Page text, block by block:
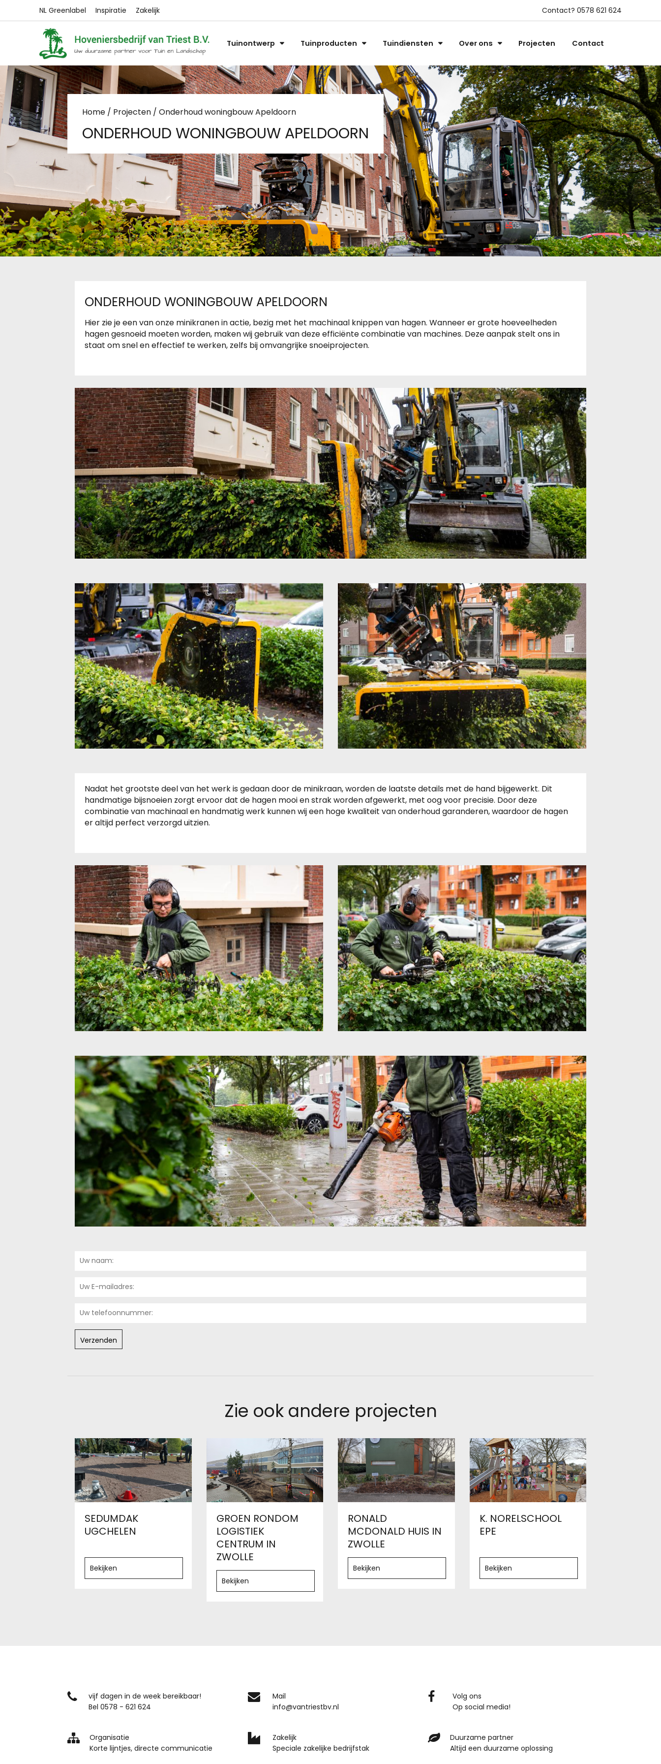
NL Greenlabel Inspiratie Zakelijk Contact? 0578 621 624
Tuinontwerp Tuinproducten Tuindiensten Over ons
NL Greenlabel
NL Terreinlabel
Projecten Contact
Home / Projecten / Onderhoud woningbouw Apeldoorn
ONDERHOUD WONINGBOUW APELDOORN
ONDERHOUD WONINGBOUW APELDOORN
Hier zie je een van onze minikranen in actie, bezig met het machinaal knippen van hagen. Wanneer er grote hoeveelheden
hagen gesnoeid moeten worden, maken wij gebruik van deze efficiënte combinatie van machines. Deze aanpak stelt ons in
staat om snel en effectief te werken, zelfs bij omvangrijke snoeiprojecten.
Nadat het grootste deel van het werk is gedaan door de minikraan, worden de laatste details met de hand bijgewerkt. Dit
handmatige bijsnoeien zorgt ervoor dat de hagen mooi en strak worden afgewerkt, met oog voor precisie. Door deze
combinatie van machinaal en handmatig werk kunnen wij een hoge kwaliteit van onderhoud garanderen, waardoor de hagen
er altijd perfect verzorgd uitzien.
Zie ook andere projecten
SEDUMDAK
UGCHELEN
Bekijken
GROEN RONDOM
LOGISTIEK
CENTRUM IN
ZWOLLE
Bekijken
RONALD
MCDONALD HUIS IN
ZWOLLE
Bekijken
K. NORELSCHOOL
EPE
Bekijken
vijf dagen in de week bereikbaar!
Bel 0578 - 621 624
Mail
info@vantriestbv.nl
Volg ons
Op social media!
Organisatie
Korte lijntjes, directe communicatie
Zakelijk
Speciale zakelijke bedrijfstak
Duurzame partner
Altijd een duurzame oplossing